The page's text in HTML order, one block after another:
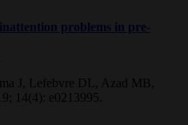
problems in pre-
J, Lefebvre DL, Azad MB,
14(4): e0213995.